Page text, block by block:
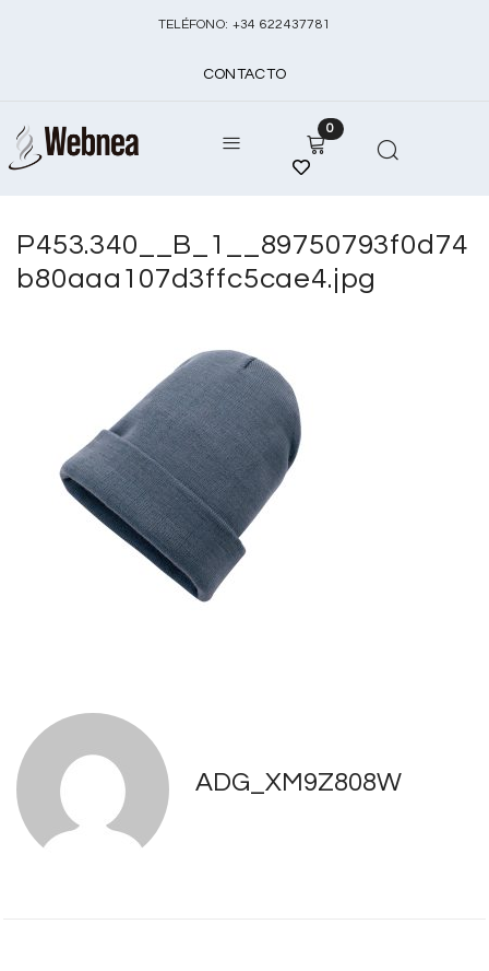
TELÉFONO: +34 622437781
CONTACTO
0
P453.340__B_1__89750793f0d74
b80aaa107d3ffc5cae4.jpg
ADG_XM9Z808W